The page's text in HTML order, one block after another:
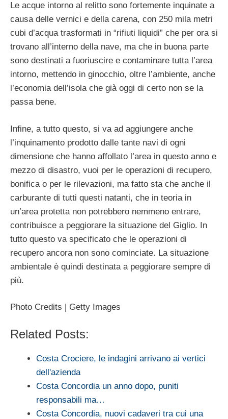
Le acque intorno al relitto sono fortemente inquinate a
causa delle vernici e della carena, con 250 mila metri
cubi d’acqua trasformati in “rifiuti liquidi” che per ora si
trovano all’interno della nave, ma che in buona parte
sono destinati a fuoriuscire e contaminare tutta l’area
intorno, mettendo in ginocchio, oltre l’ambiente, anche
l’economia dell’isola che già oggi di certo non se la
passa bene.
Infine, a tutto questo, si va ad aggiungere anche
l’inquinamento prodotto dalle tante navi di ogni
dimensione che hanno affollato l’area in questo anno e
mezzo di disastro, vuoi per le operazioni di recupero,
bonifica o per le rilevazioni, ma fatto sta che anche il
carburante di tutti questi natanti, che in teoria in
un’area protetta non potrebbero nemmeno entrare,
contribuisce a peggiorare la situazione del Giglio. In
tutto questo va specificato che le operazioni di
recupero ancora non sono cominciate. La situazione
ambientale è quindi destinata a peggiorare sempre di
più.
Photo Credits | Getty Images
Related Posts:
Costa Crociere, le indagini arrivano ai vertici
dell'azienda
Costa Concordia un anno dopo, puniti
responsabili ma…
Costa Concordia, nuovi cadaveri tra cui una